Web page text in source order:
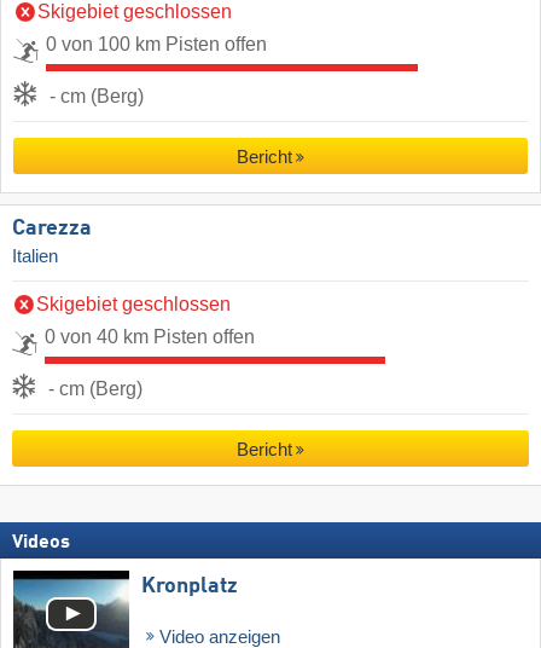
Skigebiet geschlossen
0 von 100 km Pisten offen
- cm (Berg)
Bericht
Carezza
Italien
Skigebiet geschlossen
0 von 40 km Pisten offen
- cm (Berg)
Bericht
Videos
Kronplatz
Video anzeigen